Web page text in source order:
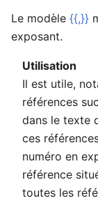
Le modèle {{,}}
exposant.
Utilisation
Il est utile,
références
dans le texte
ces
numéro en
référence
toutes les